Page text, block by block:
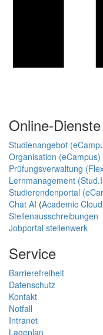
Online-Dienste
Studienangebot
Organisation (eCampus)
Prüfungsverwaltung
Lernmanagement
Studierendenportal
Chat AI (Academic Cloud
Stellenausschreibungen
Jobportal stellenwerk
Service
Barrierefreiheit
Datenschutz
Kontakt
Notfall
Intranet
Lageplan